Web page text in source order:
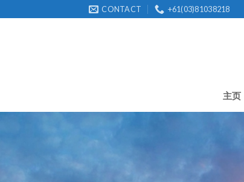
to
CONTACT +61(03)81038218
主页